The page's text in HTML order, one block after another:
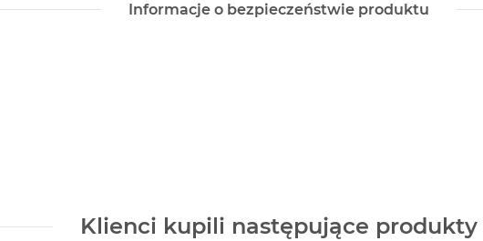
Informacje o bezpieczeństwie produktu
Klienci kupili następujące produkty